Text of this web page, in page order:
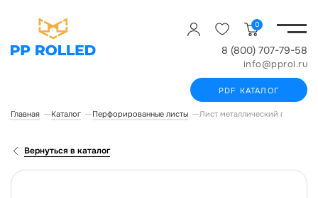
0
8 (800) 707-79-58
info@pprol.ru
PDF КАТАЛОГ
Главная Каталог Перфорированные листы Лист металлический
Вернуться в каталог